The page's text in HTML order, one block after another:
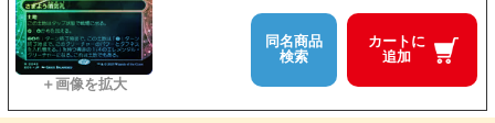
カートに
追加
同名商品
検索